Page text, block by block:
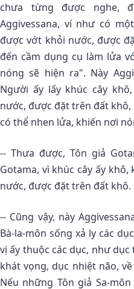
chưa từng được nghe,
Aggivessana, ví như có
được vớt khỏi nước, được
đến cầm dụng cụ làm lửa
nóng sẽ hiện ra". Này
Người ấy lấy khúc cây
nước, được đặt trên đất
có thể nhen lửa, khiến nơi
-- Thưa được, Tôn giả
Gotama, vì khúc cây ấy
nước, được đặt trên đất khô.
-- Cũng vậy, này
Bà-la-môn sống xả ly các
vị ấy thuộc các dục, như
khát vọng, dục nhiệt não,
Nếu những Tôn giả Sa-